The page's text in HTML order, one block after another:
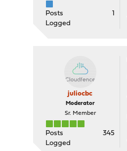
Posts
1
Logged
juliocbc
Moderator
Sr. Member
Posts
345
Logged